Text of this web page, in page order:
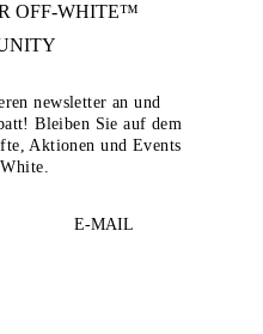
OFF-WHITE™
newsletter an und
Bleiben Sie auf dem
Aktionen und Events
E-MAIL